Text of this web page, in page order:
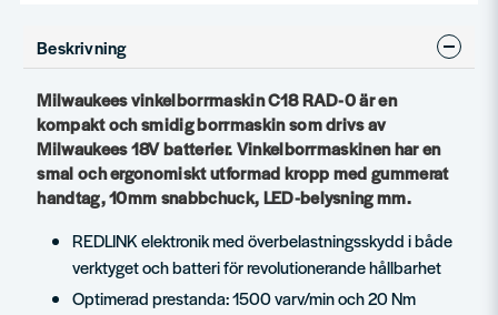
Beskrivning
Milwaukees vinkelborrmaskin C18 RAD-0 är en
kompakt och smidig borrmaskin som drivs av
Milwaukees 18V batterier. Vinkelborrmaskinen har en
smal och ergonomiskt utformad kropp med gummerat
handtag, 10mm snabbchuck, LED-belysning mm.
REDLINK elektronik med överbelastningsskydd i både
verktyget och batteri för revolutionerande hållbarhet
Optimerad prestanda: 1500 varv/min och 20 Nm